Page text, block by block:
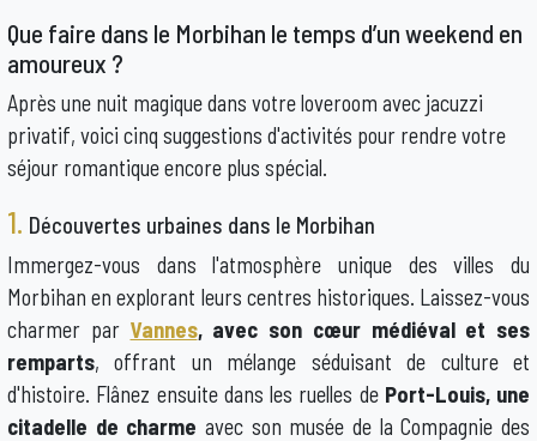
Que faire dans le Morbihan le temps d’un weekend en
amoureux ?
Après une nuit magique dans votre loveroom avec jacuzzi
privatif, voici cinq suggestions d'activités pour rendre votre
séjour romantique encore plus spécial.
1. Découvertes urbaines dans le Morbihan
Immergez-vous dans l'atmosphère unique des villes du
Morbihan en explorant leurs centres historiques. Laissez-vous
charmer par Vannes, avec son cœur médiéval et ses
remparts, offrant un mélange séduisant de culture et
d'histoire. Flânez ensuite dans les ruelles de Port-Louis, une
citadelle de charme avec son musée de la Compagnie des